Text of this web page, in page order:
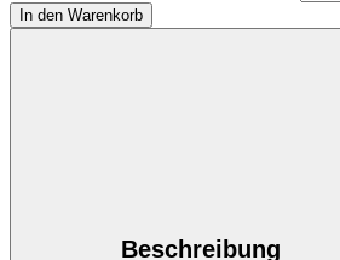
In den Warenkorb
Beschreibung